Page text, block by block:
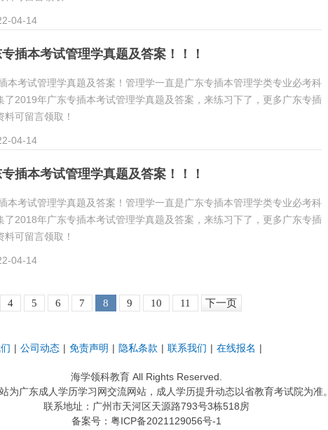
04-14
插本考试管理学真题及答案！！！
本考试管理学真题及答案！管理学一直是广东专插本管理学类专业必考科
了2019年广东专插本考试管理学真题及答案，来练习下了，更多广东专插
可留言领取！
04-14
插本考试管理学真题及答案！！！
本考试管理学真题及答案！管理学一直是广东专插本管理学类专业必考科
了2018年广东专插本考试管理学真题及答案，来练习下了，更多广东专插
可留言领取！
04-14
4 5 6 7 8 9 10 11 下一页
| 公司动态 | 免责声明 | 隐私条款 | 联系我们 | 在线报名 |
海学领科教育 All Rights Reserved.
为广东成人学历学习网交流网站，成人学历提升动态以省教育考试院为准。
联系地址：广州市天河区天源路793号3栋518房
备案号： 粤ICP备2021129056号-1